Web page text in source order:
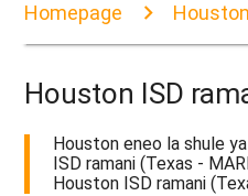
Homepage
Houston ISD
Houston eneo la shule
ISD ramani (Texas -
Houston ISD ramani